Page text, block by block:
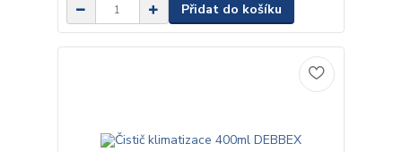
Přidat do košíku